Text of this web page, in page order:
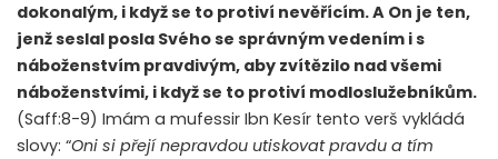
dokonalým, i když se to protiví nevěřícím. A On je ten,
jenž seslal posla Svého se správným vedením i s
náboženstvím pravdivým, aby zvítězilo nad všemi
náboženstvími, i když se to protiví modloslužebníkům.
(Saff:8-9) Imám a mufessir Ibn Kesír tento verš vykládá
slovy: “Oni si přejí nepravdou utiskovat pravdu a tím